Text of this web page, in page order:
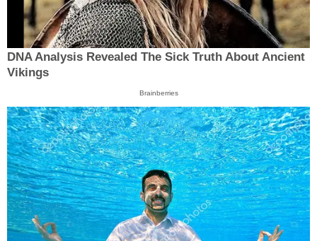
DNA Analysis Revealed The Sick Truth About Ancient
Vikings
Brainberries